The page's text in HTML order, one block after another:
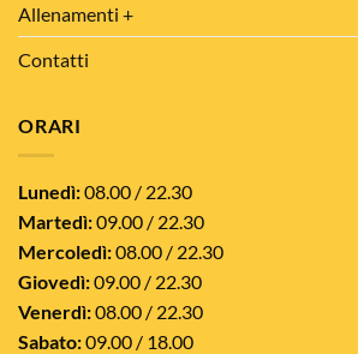
Allenamenti +
Contatti
ORARI
Lunedì:08.00 / 22.30
Martedì:09.00 / 22.30
Mercoledì:08.00 / 22.30
Giovedì:09.00 / 22.30
Venerdì:08.00 / 22.30
Sabato:09.00 / 18.00